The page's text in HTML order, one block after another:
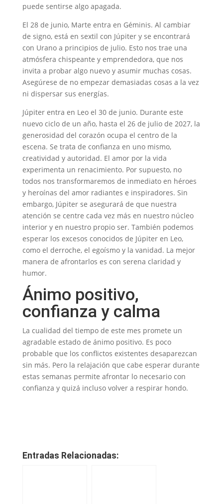
puede sentirse algo apagada.
El 28 de junio, Marte entra en Géminis. Al cambiar
de signo, está en sextil con Júpiter y se encontrará
con Urano a principios de julio. Esto nos trae una
atmósfera chispeante y emprendedora, que nos
invita a probar algo nuevo y asumir muchas cosas.
Asegúrese de no empezar demasiadas cosas a la vez
ni dispersar sus energías.
Júpiter entra en Leo el 30 de junio. Durante este
nuevo ciclo de un año, hasta el 26 de julio de 2027, la
generosidad del corazón ocupa el centro de la
escena. Se trata de confianza en uno mismo,
creatividad y autoridad. El amor por la vida
experimenta un renacimiento. Por supuesto, no
todos nos transformaremos de inmediato en héroes
y heroínas del amor radiantes e inspiradores. Sin
embargo, Júpiter se asegurará de que nuestra
atención se centre cada vez más en nuestro núcleo
interior y en nuestro propio ser. También podemos
esperar los excesos conocidos de Júpiter en Leo,
como el derroche, el egoísmo y la vanidad. La mejor
manera de afrontarlos es con serena claridad y
humor.
Ánimo positivo,
confianza y calma
La cualidad del tiempo de este mes promete un
agradable estado de ánimo positivo. Es poco
probable que los conflictos existentes desaparezcan
sin más. Pero la relajación que cabe esperar durante
estas semanas permite afrontar lo necesario con
confianza y quizá incluso volver a respirar hondo.
Entradas Relacionadas: